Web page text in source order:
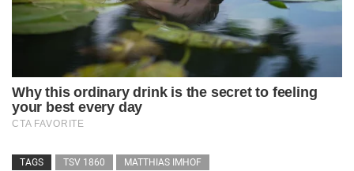
TAGS TSV 1860 MATTHIAS IMHOF